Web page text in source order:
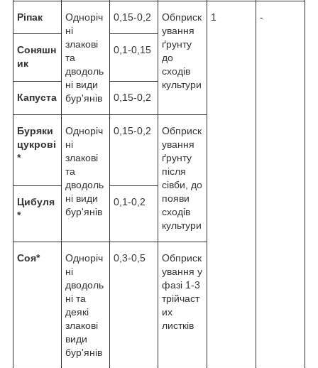
Ріпак
Одноріч
ні
злакові
та
дводоль
ні види
бур'янів
0,15-0,2
Обприск
ування
ґрунту
до
сходів
культури
1 -
Соняшн
ик
0,1-0,15
Капуста 0,15-0,2
Буряки
цукрові
*
Одноріч
ні
злакові
та
дводоль
ні види
бур'янів
0,15-0,2
Обприск
ування
ґрунту
після
сівби, до
появи
сходів
культури
Цибуля
*
0,1-0,2
Соя*
Одноріч
ні
дводоль
ні та
деякі
злакові
види
бур'янів
0,3-0,5
Обприск
ування у
фазі 1-3
трійчаст
их
листків